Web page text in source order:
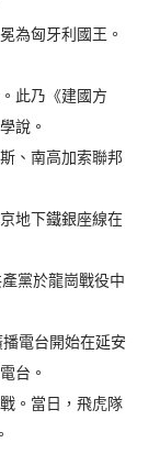
為匈牙利國王。
此乃《建國方
說。
、南高加索聯邦
地下鐵銀座線在
黨於龍崗戰役中
電台開始在延安
台。
。當日，飛虎隊